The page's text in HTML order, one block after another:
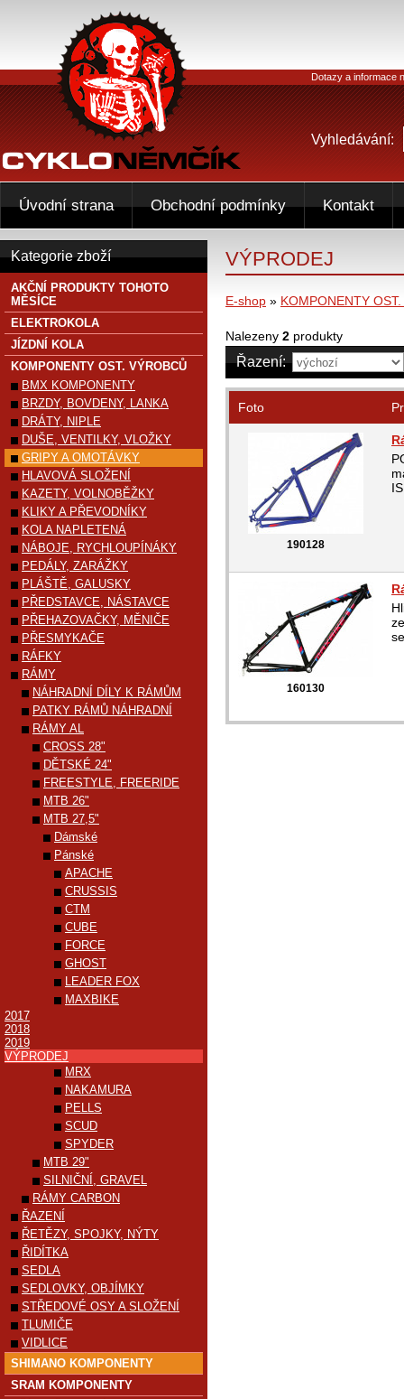
VÝPRODEJ
E-shop » KOMPONENTY
Nalezeny 2 produkty
Řazení:
Foto
190128
160130
Kategorie zboží
AKČNÍ PRODUKTY TOHOTO
MĚSÍCE
ELEKTROKOLA
JÍZDNÍ KOLA
KOMPONENTY OST. VÝROBCŮ
BMX KOMPONENTY
BRZDY, BOVDENY, LANKA
DRÁTY, NIPLE
DUŠE, VENTILKY, VLOŽKY
GRIPY A OMOTÁVKY
HLAVOVÁ SLOŽENÍ
KAZETY, VOLNOBĚŽKY
KLIKY A PŘEVODNÍKY
KOLA NAPLETENÁ
NÁBOJE, RYCHLOUPÍNÁKY
PEDÁLY, ZARÁŽKY
PLÁŠTĚ, GALUSKY
PŘEDSTAVCE, NÁSTAVCE
PŘEHAZOVAČKY, MĚNIČE
PŘESMYKAČE
RÁFKY
RÁMY
NÁHRADNÍ DÍLY K RÁMŮM
PATKY RÁMŮ NÁHRADNÍ
RÁMY AL
CROSS 28"
DĚTSKÉ 24"
FREESTYLE, FREERIDE
MTB 26"
MTB 27,5"
Dámské
Pánské
APACHE
CRUSSIS
CTM
CUBE
FORCE
GHOST
LEADER FOX
MAXBIKE
2017
2018
2019
VÝPRODEJ
MRX
NAKAMURA
PELLS
SCUD
SPYDER
MTB 29"
SILNIČNÍ, GRAVEL
RÁMY CARBON
ŘAZENÍ
ŘETĚZY, SPOJKY, NÝTY
ŘIDÍTKA
SEDLA
SEDLOVKY, OBJÍMKY
STŘEDOVÉ OSY A SLOŽENÍ
TLUMIČE
VIDLICE
SHIMANO KOMPONENTY
SRAM KOMPONENTY
Dotazy a informace
Vyhledávání:
Úvodní strana Obchodní podmínky Kontakt